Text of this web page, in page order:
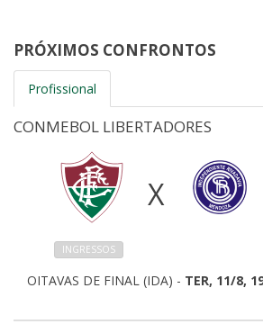
PRÓXIMOS CONFRONTOS
Profissional
CONMEBOL LIBERTADORES
X
INGRESSOS
OITAVAS DE FINAL (IDA) - TER, 11/8,